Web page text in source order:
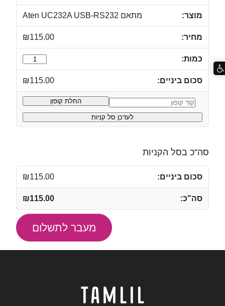
מתאם Aten UC232A USB-RS232
₪115.00
כמות
של
מתאם
Aten
UC232A
₪115.00
קופון: החלת קופון
לעדכן סל קניות
סה"כ בסל הקניות
₪115.00
₪115.00
מעבר לתשלום